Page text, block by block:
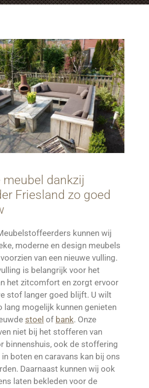
meubel dankzij
Friesland zo goed
kunnen wij
moderne en design meubels
van een nieuwe vulling.
is belangrijk voor het
het zitcomfort en zorgt ervoor
stof langer goed blijft. U wilt
lang mogelijk kunnen genieten
stoel of bank. Onze
niet bij het stofferen van
binnenshuis, ook de stoffering
boten en caravans kan bij ons
Daarnaast kunnen wij ook
laten bekleden voor de